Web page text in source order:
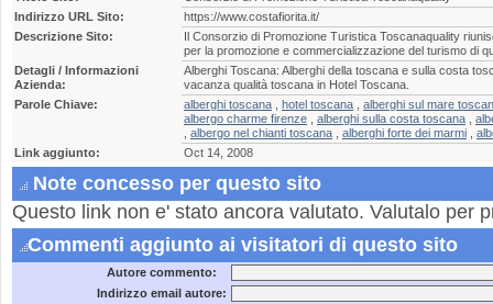
Indirizzo URL Sito:
https://www.costafiorita.it/
Descrizione Sito:
Il Consorzio di Promozione Turistica Toscanaquality
per la promozione e commercializzazione del turismo di
Detagli / Informazioni
Azienda:
Alberghi Toscana: Alberghi della toscana e sulla costa
vacanza qualità toscana in Hotel Toscana.
Parole Chiave:
alberghi toscana hotel toscana
alberghi sul mare
albergo charme firenze
alberghi sulla costa toscana
albergo nel chianti toscana alberghi forte dei marmi
Link aggiunto:
Oct 14, 2008
Note concesso per questo sito
Questo link non e' stato ancora valutato. Valutalo per
Commenti aggiunto ai visitatori di questo sito
Autore commento:
Indirizzo email autore: